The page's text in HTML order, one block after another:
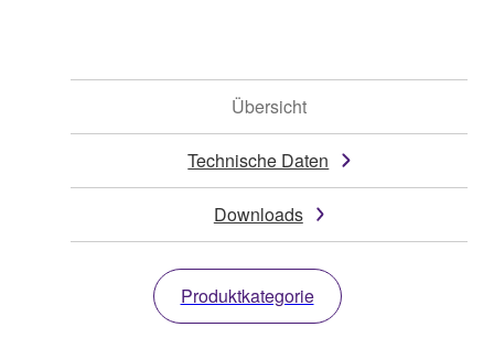
Übersicht
Technische Daten
Downloads
Produktkategorie